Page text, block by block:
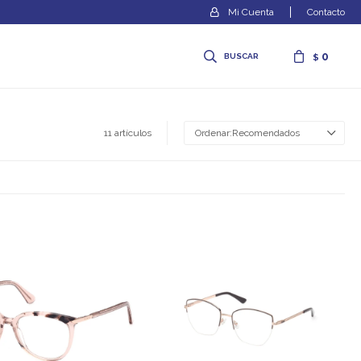
$ 0
Contacto
11 artículos Recomendados